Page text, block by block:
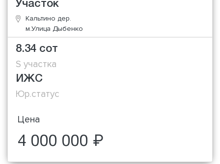
Участок
Кальтино дер.
м.Улица Дыбенко
8.34 сот
S участка
ИЖС
Юр.статус
Цена
4 000 000 ₽